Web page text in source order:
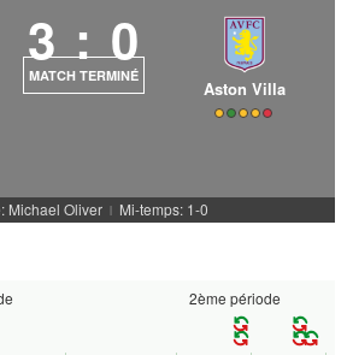
3 : 0
MATCH TERMINÉ
Aston Villa
Michael Oliver | Mi-temps: 1-0
2ème période